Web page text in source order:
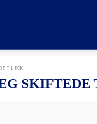
TIL FCK
SKIFTEDE